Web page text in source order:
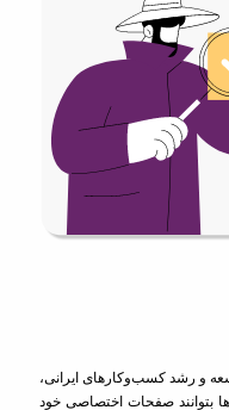
و رشد کسب‌وکارهای ایرانی،
بتوانند صفحات اختصاصی خود